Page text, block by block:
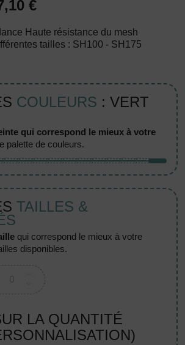
€
Haute résistance du mesh
tailles : SH100 - SH175
COULEURS : VERT
qui correspond le mieux à votre
palette de couleurs.
TAILLES &
qui correspond le mieux à votre
disponibles.
LA QUANTITÉ